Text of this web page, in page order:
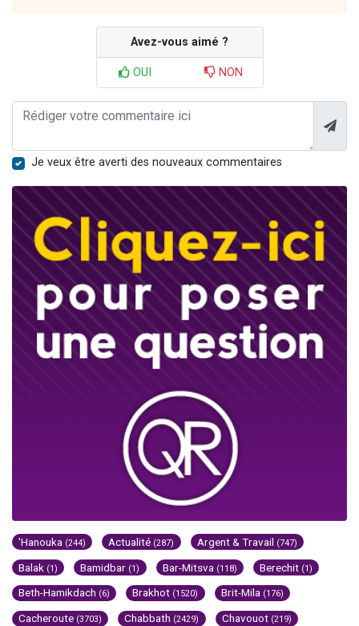
Avez-vous aimé ?
OUI NON
Je veux être averti des nouveaux commentaires
'Hanouka (244) Actualité (287) Argent & Travail (747)
Balak (1) Bamidbar (1) Bar-Mitsva (118) Berechit (1)
Beth-Hamikdach (6) Brakhot (1520) Brit-Mila (176)
Cacheroute (3703) Chabbath (2429) Chavouot (219)